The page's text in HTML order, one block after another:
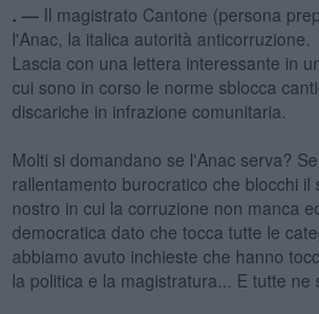
. — Il magistrato Cantone (persona
l'Anac, la italica autorità anticorruzione.
Lascia con una lettera interessante in
cui sono in corso le norme sblocca
discariche in infrazione comunitaria.
Molti si domandano se l'Anac serva?
rallentamento burocratico che blocchi il
nostro in cui la corruzione non manca
democratica dato che tocca tutte le
abbiamo avuto inchieste che hanno
la politica e la magistratura... E tutte ne